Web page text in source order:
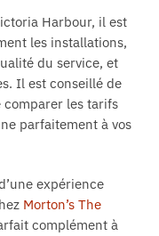
Harbour, il est
les installations,
du service, et
Il est conseillé de
comparer les tarifs
parfaitement à vos
expérience
Morton’s The
complément à